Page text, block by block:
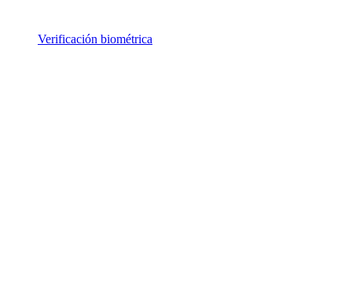
Verificación biométrica